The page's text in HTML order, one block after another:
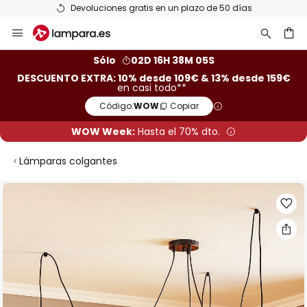
de 50 días 25 años de
al
Sólo
02D 16H 38M 05S
DESCUENTO EXTRA: 10% desde 109€ & 13% desde 159€
en casi todo**
Código:WOW Copiar
WOW Week: Hasta el 70% dto.
Lámparas colgantes
Saltar
galería
de